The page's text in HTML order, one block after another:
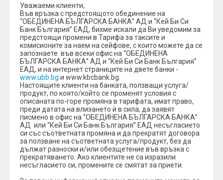
Уважаеми клиенти,
Във връзка с предстоящото обединение на
“ОБЕДИНЕНА БЪЛГАРСКА БАНКА” АД и “Кей Би Си
Банк България” ЕАД, бихме искали да Ви уведомим за
предстоящи промени в Тарифа за таксите и
комисионите за наем на сейфове, с които можете да се
запознаете във всеки офис на “ОБЕДИНЕНА
БЪЛГАРСКА БАНКА” АД и “Кей Би Си Банк България”
ЕАД, и на интернет страниците на двете банки -
www.ubb.bg и www.kbcbank.bg.
Настоящите клиенти на банката, ползващи услуга/
продукт, по която/който се променят условия с
описаната по-горе промяна в тарифата, имат право,
преди датата на влизането ѝ в сила, да заявят
писмено в офис на “ОБЕДИНЕНА БЪЛГАРСКА БАНКА”
АД или “Кей Би Си Банк България” ЕАД несъгласието
си със съответната промяна и да прекратят договора
за ползване на съответната услуга/продукт, без да
дължат разноски и/или обезщетение във връзка с
прекратяването. Ако клиентите не сa изразили
несъгласието си, промените се смятат за приети.